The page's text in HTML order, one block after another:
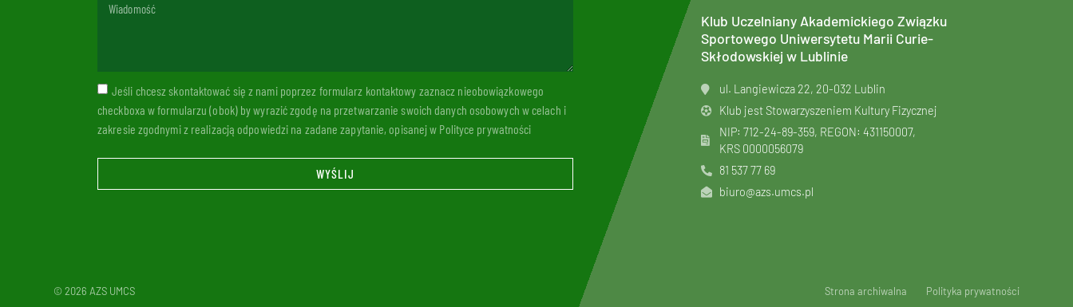
Jeśli chcesz skontaktować się z nami poprzez formularz kontaktowy zaznacz nieobowiązkowego
checkboxa w formularzu (obok) by wyrazić zgodę na przetwarzanie swoich danych osobowych w celach i
zakresie zgodnymi z realizacją odpowiedzi na zadane zapytanie, opisanej w Polityce prywatności
WYŚLIJ
Klub Uczelniany Akademickiego Związku
Sportowego Uniwersytetu Marii Curie-
Skłodowskiej w Lublinie
ul. Langiewicza 22, 20-032 Lublin
Klub jest Stowarzyszeniem Kultury Fizycznej
NIP: 712-24-89-359, REGON: 431150007,
KRS 0000056079
81 537 77 69
biuro@azs.umcs.pl
© 2026 AZS UMCS Strona archiwalna Polityka prywatności